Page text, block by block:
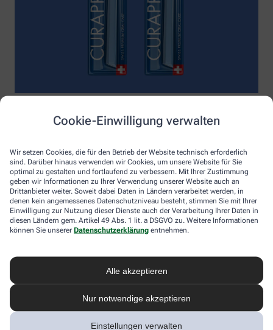
Cookie-Einwilligung verwalten
Wir setzen Cookies, die für den Betrieb der Website technisch erforderlich
sind. Darüber hinaus verwenden wir Cookies, um unsere Website für Sie
optimal zu gestalten und fortlaufend zu verbessern. Mit Ihrer Zustimmung
geben wir Informationen zu Ihrer Verwendung unserer Website auch an
Drittanbieter weiter. Soweit dabei Daten in Ländern verarbeitet werden, in
denen kein angemessenes Datenschutzniveau besteht, stimmen Sie mit Ihrer
Einwilligung zur Nutzung dieser Dienste auch der Verarbeitung Ihrer Daten in
diesen Ländern gem. Artikel 49 Abs. 1 lit. a DSGVO zu. Weitere Informationen
können Sie unserer Datenschutzerklärung entnehmen.
Alle akzeptieren
Nur notwendige akzeptieren
Einstellungen verwalten
Potential deines Speichels aus und boostet mit natürlichen
Enzymen deine körpereigenen Abwehrkräfte.
Raumfüllend, effektiv und schonend:Curaprox-
Interdentalbürsten „prime“reinigen den gesamten kritischen
Zahnzwischenraum effektiv und verletzungsfrei: vom
Zahnfleischrand über die konkaven Nischen bis direkt unter die
Kontaktstelle. Selbst kleinste Interdentalräume werden ohne
Verletzungsgefahr behandelt – dank Cural ®, dem hauchdünnen
und extrastarken Chirurgendraht, mit dem eine einzige
Reinigungsbewegung ausreicht: einmal rein und raus. Fertig.
Das House of Mouth bündelt dieses Wissen – und macht
konsequente Mundpflege für jeden zugänglich.